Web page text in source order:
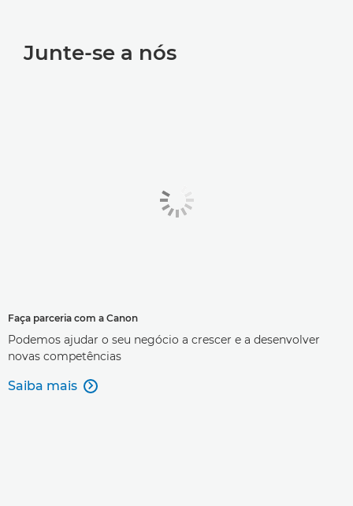
Junte-se a nós
Faça parceria com a Canon
Podemos ajudar o seu negócio a crescer e a desenvolver
novas competências
Saiba mais 